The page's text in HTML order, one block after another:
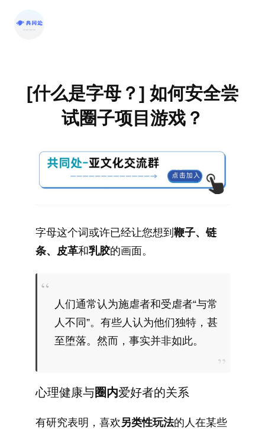
[什么是字母？] 如何安全尝
试圈子项目游戏？
字母这个词或许已经让您想到 鞭子、链
条、皮革和乳胶的画面。
人们通常认为施虐者和受虐者“与常
人不同”。有些人认为他们独特，甚
至堕落。然而，事实并非如此。
心理健康与圈内爱好者的关系
有研究表明，喜欢另类性玩法的人在某些